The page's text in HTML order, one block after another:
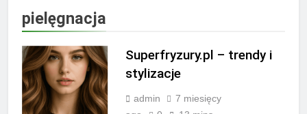
pielęgnacja
Superfryzury.pl – trendy i
stylizacje
admin
7 miesięcy